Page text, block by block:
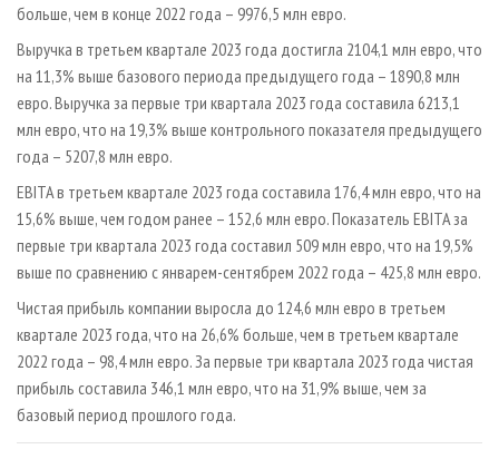
больше, чем в конце 2022 года – 9976,5 млн евро.
Выручка в третьем квартале 2023 года достигла 2104,1 млн евро, что
на 11,3% выше базового периода предыдущего года – 1890,8 млн
евро. Выручка за первые три квартала 2023 года составила 6213,1
млн евро, что на 19,3% выше контрольного показателя предыдущего
года – 5207,8 млн евро.
EBITA в третьем квартале 2023 года составила 176,4 млн евро, что на
15,6% выше, чем годом ранее – 152,6 млн евро. Показатель EBITA за
первые три квартала 2023 года составил 509 млн евро, что на 19,5%
выше по сравнению с январем-сентябрем 2022 года – 425,8 млн евро.
Чистая прибыль компании выросла до 124,6 млн евро в третьем
квартале 2023 года, что на 26,6% больше, чем в третьем квартале
2022 года – 98,4 млн евро. За первые три квартала 2023 года чистая
прибыль составила 346,1 млн евро, что на 31,9% выше, чем за
базовый период прошлого года.